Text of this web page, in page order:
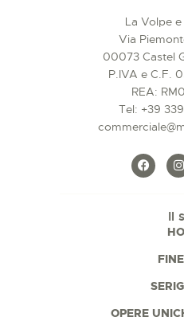
La Volpe e
Via
00073 Castel
P.IVA e C.F.
REA:
Tel: +39
Il
OPERE